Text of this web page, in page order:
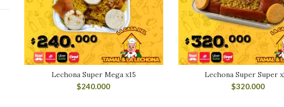
Lechona Super Mega x15
$240.000
Lechona Super Super
$320.000